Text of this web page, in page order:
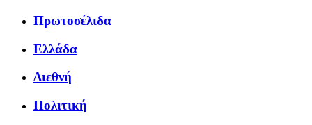
Πρωτοσέλιδα
Ελλάδα
Διεθνή
Πολιτική